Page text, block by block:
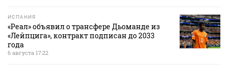
ИСПАНИЯ
«Реал» объявил о трансфере Дьоманде из
«Лейпцига», контракт подписан до 2033
года
6 августа 17:22